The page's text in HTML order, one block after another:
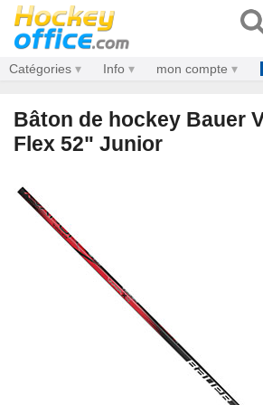
Catégories Info mon compte
Bâton de hockey Bauer
Flex 52" Junior